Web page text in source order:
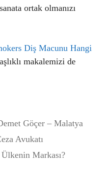
ortak olmanızı
Diş Macunu Hangi
makalemizi de
Göçer – Malatya
Avukatı
Markası?